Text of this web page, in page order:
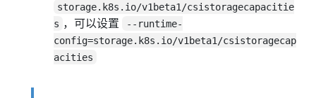
storage.k8s.io/v1beta1/csistoragecapacitie
s ，可以设置
--runtime-
config=storage.k8s.io/v1beta1/csistoragecap
acities